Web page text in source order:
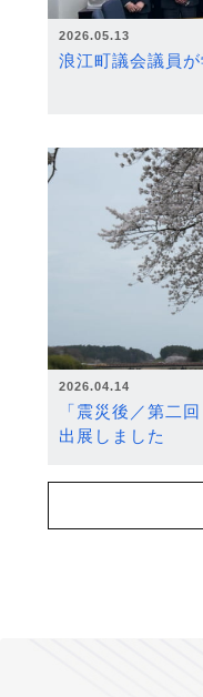
2026.05.13
浪江町議会議員
2026.04.14
「震災後／第二
出展しました